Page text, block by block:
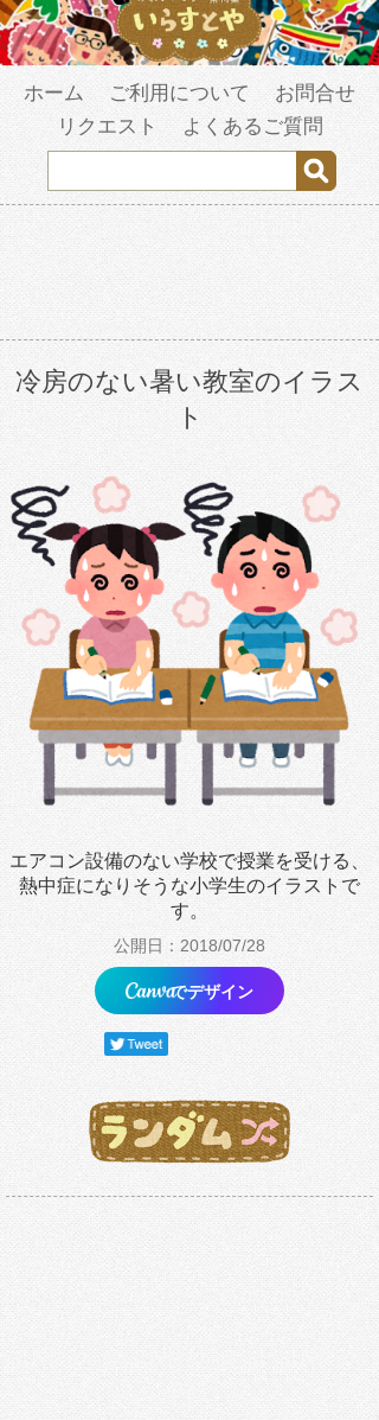
ホーム ご利用について
お問合せ
リクエスト
よくあるご質問
冷房のない暑い教室のイラス
ト
エアコン設備のない学校で授業を受ける、
熱中症になりそうな小学生のイラストで
す。
公開日：2018/07/28
でデザイン